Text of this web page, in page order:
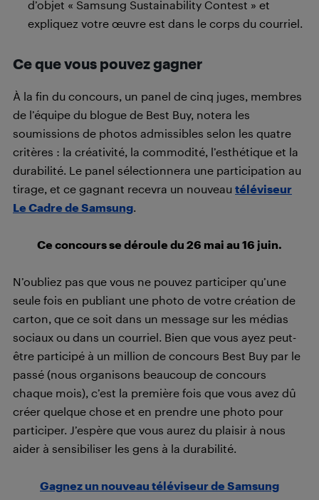
d’objet « Samsung Sustainability Contest » et
expliquez votre œuvre est dans le corps du courriel.
Ce que vous pouvez gagner
À la fin du concours, un panel de cinq juges, membres
de l’équipe du blogue de Best Buy, notera les
soumissions de photos admissibles selon les quatre
critères : la créativité, la commodité, l’esthétique et la
durabilité. Le panel sélectionnera une participation au
tirage, et ce gagnant recevra un nouveau téléviseur
Le Cadre de Samsung.
Ce concours se déroule du 26 mai au 16 juin.
N’oubliez pas que vous ne pouvez participer qu’une
seule fois en publiant une photo de votre création de
carton, que ce soit dans un message sur les médias
sociaux ou dans un courriel. Bien que vous ayez peut-
être participé à un million de concours Best Buy par le
passé (nous organisons beaucoup de concours
chaque mois), c’est la première fois que vous avez dû
créer quelque chose et en prendre une photo pour
participer. J’espère que vous aurez du plaisir à nous
aider à sensibiliser les gens à la durabilité.
Gagnez un nouveau téléviseur de Samsung